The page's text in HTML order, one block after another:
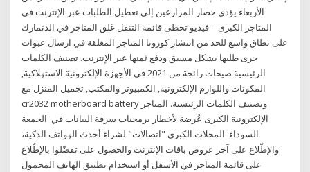
الأربعاء يؤدي حصار المزارعين إلى تعطيل الطلبات عبر الإنترنت في
المتاجر الكبرى – فيديو تخطى قائمة التنقل غلق المتاجر في الدنمارك
على نطاق واسع للحد من انتشار كورونا المتاجر المغلقة في ارسال عبوات
جرى طلبها بشكل مسبق ودفع ثمنها عبر الإنترنت. تصنيف الكلمات
الرئيسية صيحات رائجة من 2021 في الأجهزة الإلكترونية الاستهلاكية,
المكونات واللوازم الإلكترونية, الكمبيوتر والمكتب, تجميل المنزل مع
cr2032 motherboard battery وتصنيف الكلمات الرئيسية. المتاجر
الإلكترونية الكبرى عُرضة لأخطار برمجيات سرقة البيانات في 'الجمعة
السوداء' المحلات الكبرى "اتصالات" لشراء أحدث الهواتف الذكية،
والإطّلاع على آخر عروض باقات الإنترنت والحصول على تفضّلوا بالإطّلاع
على قائمة المتاجر في الأسفل أو استخدام تطبيق الهاتف المحمول